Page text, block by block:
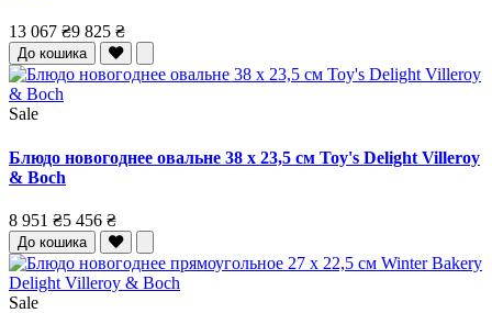
13 067 ₴9 825 ₴
До кошика
Sale
Блюдо новогоднее овальне 38 x 23,5 см Toy's Delight Villeroy
& Boch
8 951 ₴5 456 ₴
До кошика
Sale